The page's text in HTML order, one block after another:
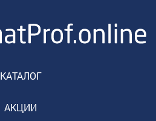
КАТАЛОГ
АКЦИИ